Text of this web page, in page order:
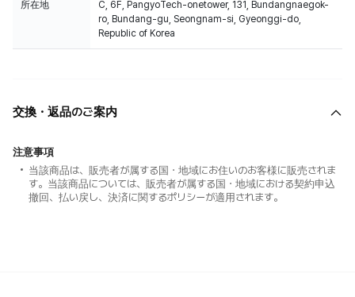
所在地
C, 6F, PangyoTech-onetower, 131, Bundangnaegok-
ro, Bundang-gu, Seongnam-si, Gyeonggi-do,
Republic of Korea
交換・返品のご案内
注意事項
当該商品は、販売者が属する国・地域にお住いのお客様に販売されま
す。当該商品については、販売者が属する国・地域における契約申込
撤回、払い戻し、決済に関するポリシーが適用されます。